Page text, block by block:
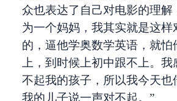
众也表达了自己对电影的理解
为一个妈妈，我其实就是这样
的，逼他学奥数学英语，就怕
上，到时候上初中跟不上。我
不起我的孩子，所以我今天也
我的儿子说一声对不起。”